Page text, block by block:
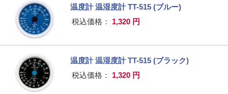
温度計 温湿度計 TT-515 (ブルー)
税込価格：
1,320 円
温度計 温湿度計 TT-515 (ブラック)
税込価格：
1,320 円